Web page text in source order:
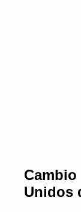
Unidos